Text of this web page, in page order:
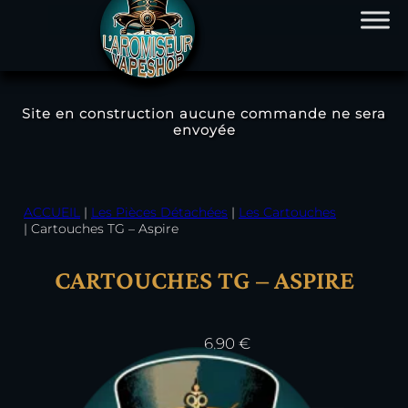
Site en construction aucune commande ne sera
envoyée
ACCUEIL | Les Pièces Détachées | Les Cartouches
| Cartouches TG – Aspire
CARTOUCHES TG – ASPIRE
6,90 €
Résistance